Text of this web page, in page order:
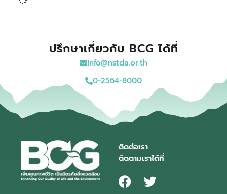
ปรึกษาเกี่ยวกับ BCG ได้ที่
info@nstda.or.th
0-2564-8000
ติดต่อเรา
ติดตามเราได้ที่